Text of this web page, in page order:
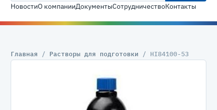
НовостиО компанииДокументыСотрудничествоКонтакты
Главная / Растворы для подготовки / HI84100-53